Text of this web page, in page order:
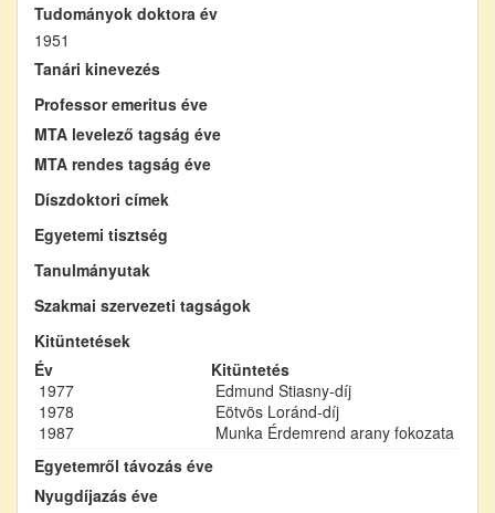
Tudományok doktora év
1951
Tanári kinevezés
Professor emeritus éve
MTA levelező tagság éve
MTA rendes tagság éve
Díszdoktori címek
Egyetemi tisztség
Tanulmányutak
Szakmai szervezeti tagságok
Kitüntetések
Év
Kitüntetés
1977
Edmund Stiasny-díj
1978
Eötvös Loránd-díj
1987
Munka Érdemrend arany fokozata
Egyetemről távozás éve
Nyugdíjazás éve